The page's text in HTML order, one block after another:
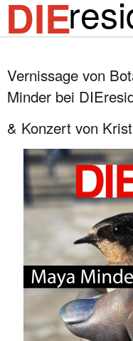
DIE
à propos
archives
DIEresidenz
DIEresidenz
2025 échange
2025 échange
DIEresidenz
DIEresidenz
DIEresidenz
complices & liens
DIEprojekte
DIEresidenz Berlin
Vernissage von
Minder bei
& Konzert von